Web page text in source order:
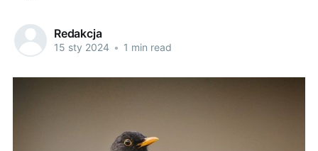
Redakcja
15 sty 2024 • 1 min read